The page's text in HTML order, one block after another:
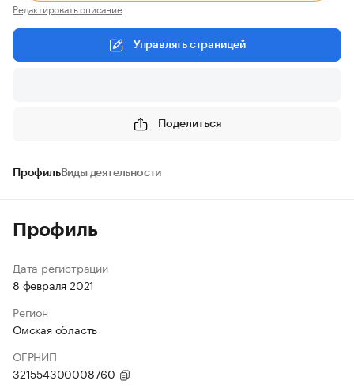
Редактировать описание
Управлять страницей
Поделиться
ПрофильВиды деятельности
Профиль
Дата регистрации
8 февраля 2021
Регион
Омская область
ОГРНИП
321554300008760